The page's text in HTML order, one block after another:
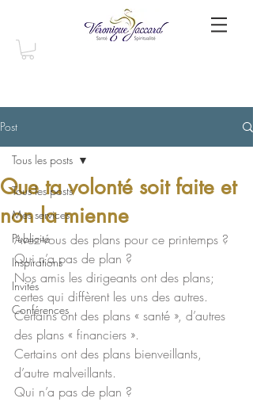
Post
Tous les posts
Mes services
Publicité
Inspirations
Invités
Conférences
Tous les posts
Que ta volonté soit faite et
non la mienne
Avez-vous des plans pour ce printemps ?
Qui n’a pas de plan ?
Nos amis les dirigeants ont des plans;
certes qui diffèrent les uns des autres.
Certains ont des plans « santé », d’autres
des plans « financiers ».
Certains ont des plans bienveillants,
d’autre malveillants.
Qui n’a pas de plan ?